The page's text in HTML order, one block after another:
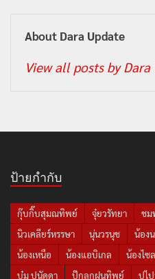
About Dara Update
View all posts by Dara
ป้ายกำกับ
กุ๊บกิ๊บสุมณทิพย์ จุ๋ยวรัทยา ชม
นิวเคลียร์หรรษา
นุ่นวรนุช น้อง
น้องเหนือ
น้องแอบิเกล น้องไซ
บุ๋ม ปนัดดา
ปุ๊กลุกฝนทิพย์ ปูไ